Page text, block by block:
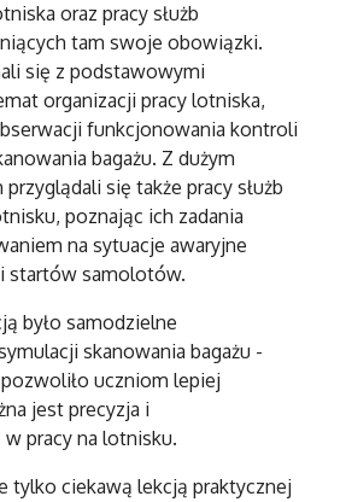
oraz pracy służb
tam swoje obowiązki.
się z podstawowymi
organizacji pracy lotniska,
funkcjonowania kontroli
bagażu. Z dużym
się także pracy służb
poznając ich zadania
na sytuacje awaryjne
startów samolotów.
było samodzielne
skanowania bagażu -
uczniom lepiej
jest precyzja i
pracy na lotnisku.
tylko ciekawą lekcją praktycznej